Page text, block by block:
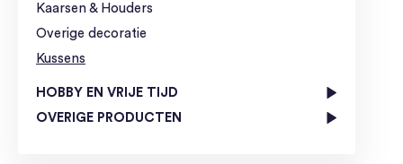
Kaarsen & Houders
Overige decoratie
Kussens
HOBBY EN VRIJE TIJD
OVERIGE PRODUCTEN